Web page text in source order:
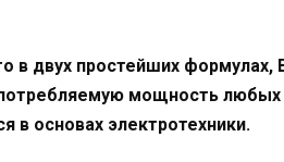
в двух простейших
мощность любых
в основах электротехники.